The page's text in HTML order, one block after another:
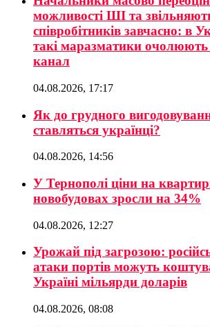
можливості ШІ та
співробітників завчасно: в
такі маразматики очолюють
канал
04.08.2026, 17:17
Як до грудного
ставляться українці?
04.08.2026, 14:56
У Тернополі ціни на
новобудовах зросли на 34%
04.08.2026, 12:27
Урожай під загрозою:
атаки портів можуть
Україні мільярди доларів
04.08.2026, 08:08